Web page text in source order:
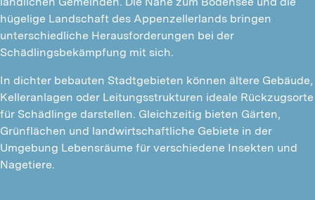
hügelige Landschaft des Appenzellerlands bringen
unterschiedliche Herausforderungen bei der
Schädlingsbekämpfung mit sich.
In dichter bebauten Stadtgebieten können ältere Gebäude,
Kelleranlagen oder Leitungsstrukturen ideale Rückzugsorte
für Schädlinge darstellen. Gleichzeitig bieten Gärten,
Grünflächen und landwirtschaftliche Gebiete in der
Umgebung Lebensräume für verschiedene Insekten und
Nagetiere.